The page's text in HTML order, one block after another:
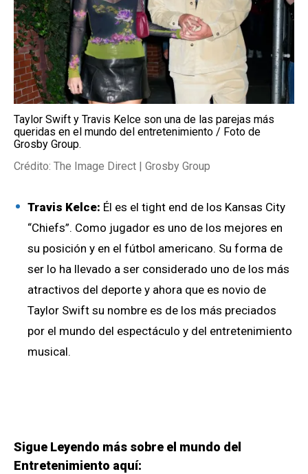
Taylor Swift y Travis Kelce son una de las parejas más
queridas en el mundo del entretenimiento / Foto de
Grosby Group.
Crédito: The Image Direct | Grosby Group
Travis Kelce: Él es el tight end de los Kansas City
“Chiefs”. Como jugador es uno de los mejores en
su posición y en el fútbol americano. Su forma de
ser lo ha llevado a ser considerado uno de los más
atractivos del deporte y ahora que es novio de
Taylor Swift su nombre es de los más preciados
por el mundo del espectáculo y del entretenimiento
musical.
Sigue Leyendo más sobre el mundo del
Entretenimiento aquí: